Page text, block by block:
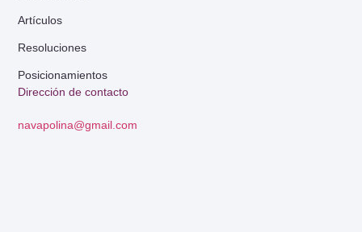
Dirección de contacto
navapolina@gmail.com
Artículos
Resoluciones
Posicionamientos